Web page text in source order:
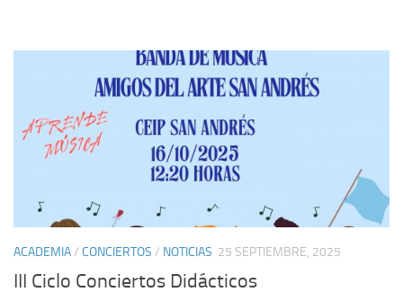
ACADEMIA/ CONCIERTOS / NOTICIAS 25 SEPTIEMBRE, 2025
III Ciclo Conciertos Didácticos